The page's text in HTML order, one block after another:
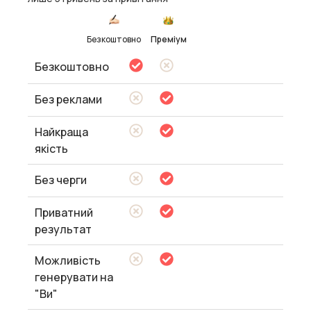
Безкоштовно Преміум
Безкоштовно
Без реклами
Найкраща
якість
Без черги
Приватний
результат
Можливість
генерувати на
"Ви"